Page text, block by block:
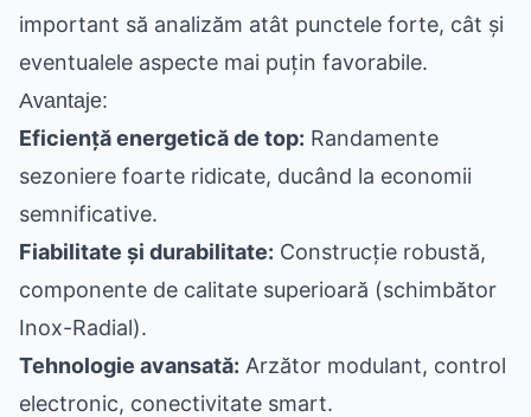
important să analizăm atât punctele forte, cât și
eventualele aspecte mai puțin favorabile.
Avantaje:
Eficiență energetică de top: Randamente
sezoniere foarte ridicate, ducând la economii
semnificative.
Fiabilitate și durabilitate: Construcție robustă,
componente de calitate superioară (schimbător
Inox-Radial).
Tehnologie avansată: Arzător modulant, control
electronic, conectivitate smart.